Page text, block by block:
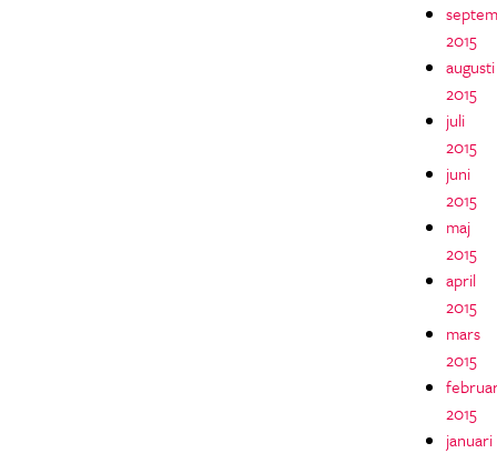
2015
augusti
2015
juli
2015
juni
2015
maj
2015
april
2015
mars
2015
2015
januari